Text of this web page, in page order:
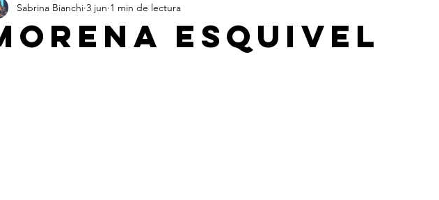
NEGOCIOS CRISIS COMPROMISO SOCIAL
ESQUIVEL
Sabrina Bianchi 3 jun 1 min de lectura